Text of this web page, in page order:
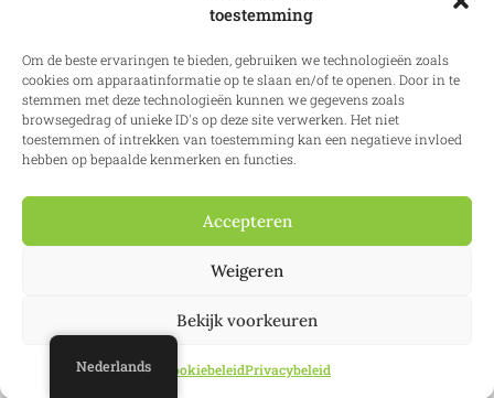
toestemming
Om de beste ervaringen te bieden, gebruiken we technologieën zoals
cookies om apparaatinformatie op te slaan en/of te openen. Door in te
stemmen met deze technologieën kunnen we gegevens zoals
browsegedrag of unieke ID's op deze site verwerken. Het niet
toestemmen of intrekken van toestemming kan een negatieve invloed
hebben op bepaalde kenmerken en functies.
Accepteren
Weigeren
Bekijk voorkeuren
CookiebeleidPrivacybeleid
Ontvang maandelijks updates over
vastgoedrecht in binnen- en buitenland.
Inschrijven
© 2025 Confianz – Alle rechten voorbehouden.
0713.777.468 & 0804.310.043
Website: Synio
Nederlands